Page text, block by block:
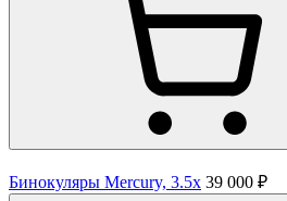
Бинокуляры Mercury, 3.5x 39 000 ₽